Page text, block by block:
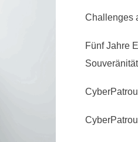
Challenges
Fünf Jahre